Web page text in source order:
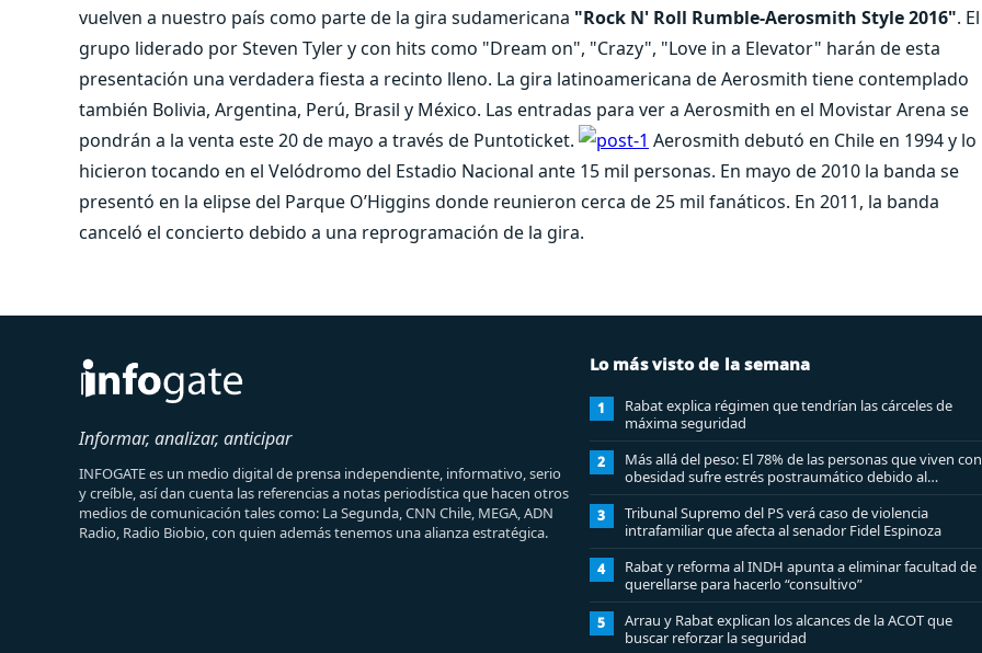
vuelven a nuestro país como parte de la gira sudamericana "Rock N' Roll Rumble-Aerosmith Style 2016". El
grupo liderado por Steven Tyler y con hits como "Dream on", "Crazy", "Love in a Elevator" harán de esta
presentación una verdadera fiesta a recinto lleno. La gira latinoamericana de Aerosmith tiene contemplado
también Bolivia, Argentina, Perú, Brasil y México. Las entradas para ver a Aerosmith en el Movistar Arena se
pondrán a la venta este 20 de mayo a través de Puntoticket.
Aerosmith debutó en Chile en 1994 y lo
hicieron tocando en el Velódromo del Estadio Nacional ante 15 mil personas. En mayo de 2010 la banda se
presentó en la elipse del Parque O’Higgins donde reunieron cerca de 25 mil fanáticos. En 2011, la banda
canceló el concierto debido a una reprogramación de la gira.
Informar, analizar, anticipar
INFOGATE es un medio digital de prensa independiente, informativo, serio
y creíble, así dan cuenta las referencias a notas periodística que hacen otros
medios de comunicación tales como: La Segunda, CNN Chile, MEGA, ADN
Radio, Radio Biobio, con quien además tenemos una alianza estratégica.
Lo más visto de la semana
1
Rabat explica régimen que tendrían las cárceles de
máxima seguridad
2
Más allá del peso: El 78% de las personas que viven con
obesidad sufre estrés postraumático debido al
estigma
3
Tribunal Supremo del PS verá caso de violencia
intrafamiliar que afecta al senador Fidel Espinoza
4
Rabat y reforma al INDH apunta a eliminar facultad de
querellarse para hacerlo “consultivo”
5
Arrau y Rabat explican los alcances de la ACOT que
buscar reforzar la seguridad